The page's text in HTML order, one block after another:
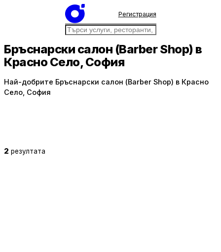
Регистрация
Бръснарски салон (Barber Shop) в
Красно Село, София
Най-добрите Бръснарски салон (Barber Shop) в Красно
Село, София
2 резултата